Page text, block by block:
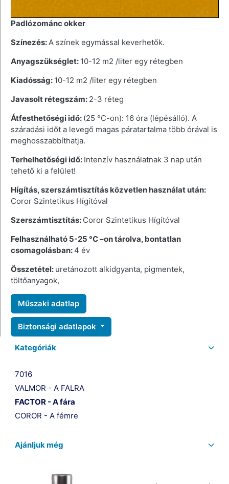
Kategóriák
7016
VALMOR - A FALRA
FACTOR - A fára
COROR - A fémre
Ajánljuk még
Padlózománc okker
Színezés:A színek egymással keverhetők.
Anyagszükséglet: 10-12 m2 /liter egy rétegben
Kiadósság: 10-12 m2 /liter egy rétegben
Javasolt rétegszám: 2-3 réteg
Átfesthetőségi idő: (25 °C-on): 16 óra (lépésálló). A
száradási időt a levegő magas páratartalma több órával is
meghosszabbíthatja.
Terhelhetőségi idő: Intenzív használatnak 3 nap után
tehető ki a felület!
Hígítás, szerszámtisztítás közvetlen használat után:
Coror Szintetikus Hígítóval
Szerszámtisztítás: Coror Szintetikus Hígítóval
Felhasználható 5-25 °C –on tárolva, bontatlan
csomagolásban: 4 év
Összetétel: uretánozott alkidgyanta, pigmentek,
töltőanyagok,
Műszaki adatlap
Biztonsági adatlapok